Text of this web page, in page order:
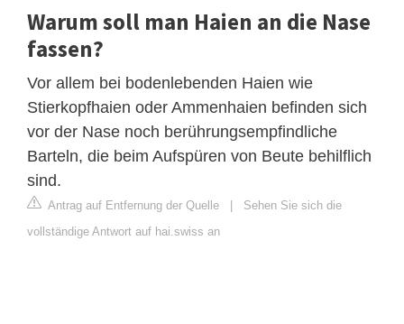
Warum soll man Haien an die Nase
fassen?
Vor allem bei bodenlebenden Haien wie
Stierkopfhaien oder Ammenhaien befinden sich
vor der Nase noch berührungsempfindliche
Barteln, die beim Aufspüren von Beute behilflich
sind.
Antrag auf Entfernung der Quelle | Sehen Sie sich die
vollständige Antwort auf hai.swiss an